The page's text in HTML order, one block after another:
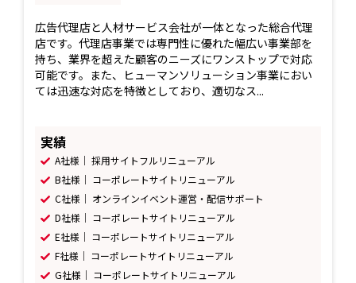
広告代理店と人材サービス会社が一体となった総合代理
店です。代理店事業では専門性に優れた幅広い事業部を
持ち、業界を超えた顧客のニーズにワンストップで対応
可能です。また、ヒューマンソリューション事業におい
ては迅速な対応を特徴としており、適切なス...
実績
A社様｜ 採用サイトフルリニューアル
B社様｜ コーポレートサイトリニューアル
C社様｜ オンラインイベント運営・配信サポート
D社様｜ コーポレートサイトリニューアル
E社様｜ コーポレートサイトリニューアル
F社様｜ コーポレートサイトリニューアル
G社様｜ コーポレートサイトリニューアル